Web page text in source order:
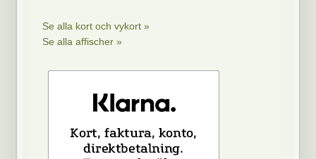
Se alla kort och vykort »
Se alla affischer »